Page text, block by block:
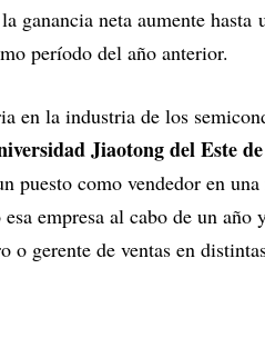
ganancia neta aumente hasta
período del año anterior.
en la industria de los
Jiaotong del Este
puesto como vendedor en
empresa al cabo de un año
o gerente de ventas en